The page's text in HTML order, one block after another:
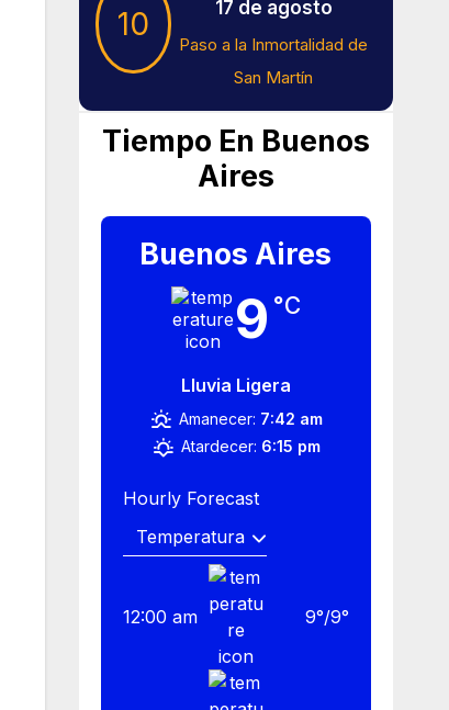
10 17 de agosto
Paso a la Inmortalidad de
San Martín
Tiempo En Buenos
Aires
Buenos Aires
9 °C
Lluvia Ligera
Amanecer: 7:42 am
Atardecer: 6:15 pm
Hourly Forecast
12:00 am 9°/9°